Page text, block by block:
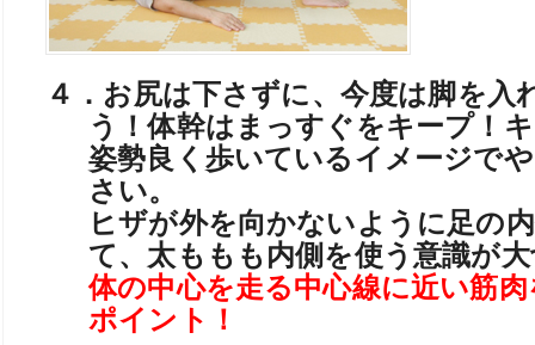
４．お尻は下さずに、今度は脚を入
う！体幹はまっすぐをキープ！
姿勢良く歩いているイメージで
さい。
ヒザが外を向かないように足の
て、太ももも内側を使う意識が
体の中心を走る中心線に近い筋
ポイント！